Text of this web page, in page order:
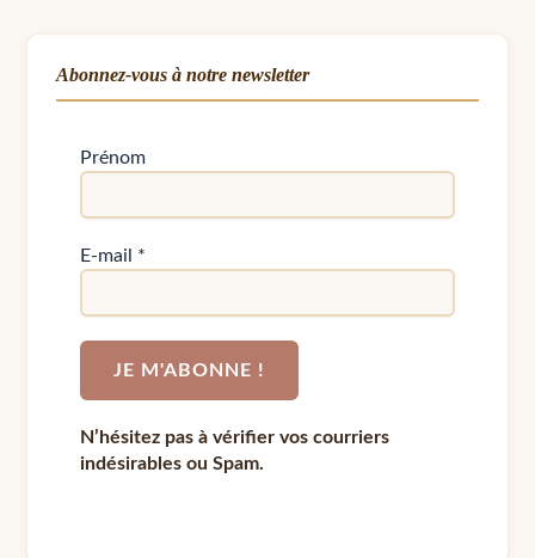
Abonnez-vous à notre newsletter
Prénom
E-mail *
N’hésitez pas à vérifier vos courriers
indésirables ou Spam.